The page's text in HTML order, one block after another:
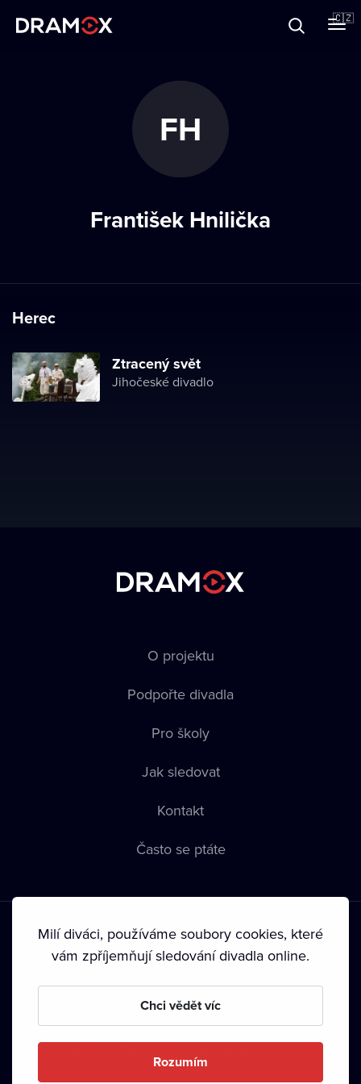
🇨🇿
FH
František Hnilička
Herec
Ztracený svět
Jihočeské divadlo
O projektu
Podpořte divadla
Pro školy
Jak sledovat
Kontakt
Často se ptáte
Podmínky používání • Ochrana soukromí • Zásady používání
• Autorská práva•
Milí diváci, používáme soubory cookies, které
vám zpříjemňují sledování divadla online.
Chci vědět víc
Rozumím